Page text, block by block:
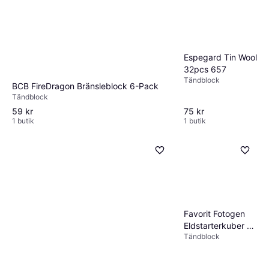
BCB FireDragon Bränsleblock 6-Pack
Tändblock
59 kr
1 butik
Espegard Tin Wool
32pcs 657
Tändblock
75 kr
1 butik
Favorit Fotogen
Eldstarterkuber 32
Stycken
Tändblock